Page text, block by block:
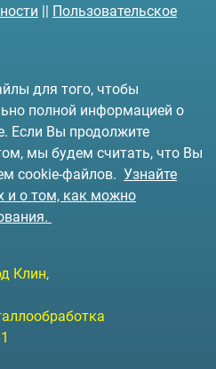
|| Пользовательское
для того, чтобы
полной информацией о
Если Вы продолжите
мы будем считать, что Вы
cookie-файлов. Узнайте
и о том, как можно
Клин,